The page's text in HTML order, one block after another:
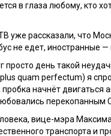
в глаза любому, кто
уже рассказали, что
не едет, иностранные —
просто день такой
quam perfectum) я
начнёт двигаться
вице-мэра
транспорта и